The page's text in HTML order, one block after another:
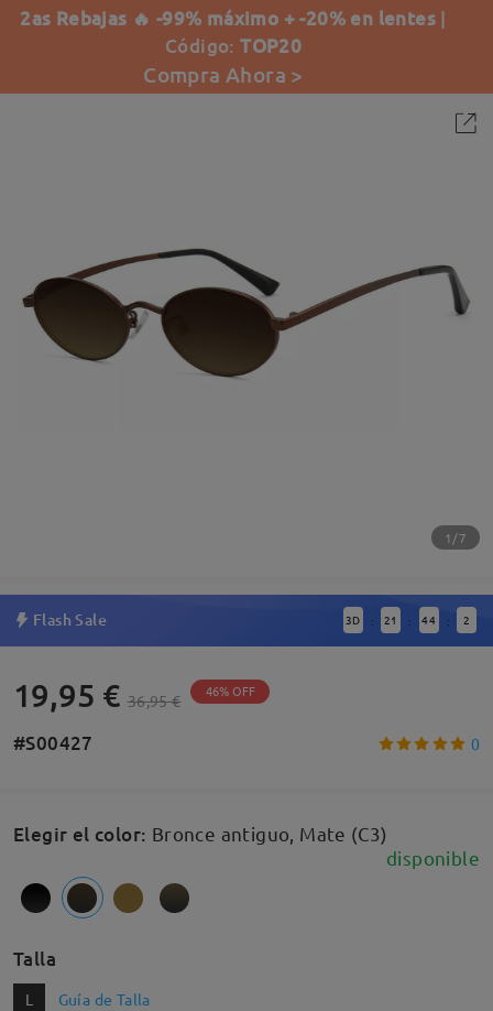
2as Rebajas 🔥 -99% máximo + -20% en lentes |
Código:TOP20
Compra Ahora >
1/7
Flash Sale 3D : 21 : 44 : 1
19,95 € 36,95 € 46% OFF
#S00427 0
Elegir el color: Bronce antiguo, Mate (C3)
disponible
Talla
L Guía de Talla